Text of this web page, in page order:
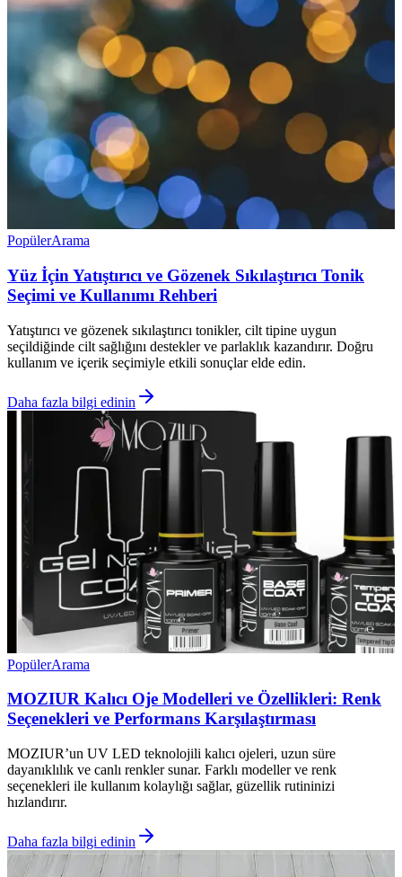
PopülerArama
Yüz İçin Yatıştırıcı ve Gözenek Sıkılaştırıcı Tonik
Seçimi ve Kullanımı Rehberi
Yatıştırıcı ve gözenek sıkılaştırıcı tonikler, cilt tipine uygun
seçildiğinde cilt sağlığını destekler ve parlaklık kazandırır. Doğru
kullanım ve içerik seçimiyle etkili sonuçlar elde edin.
Daha fazla bilgi edinin
PopülerArama
MOZIUR Kalıcı Oje Modelleri ve Özellikleri: Renk
Seçenekleri ve Performans Karşılaştırması
MOZIUR’un UV LED teknolojili kalıcı ojeleri, uzun süre
dayanıklılık ve canlı renkler sunar. Farklı modeller ve renk
seçenekleri ile kullanım kolaylığı sağlar, güzellik rutininizi
hızlandırır.
Daha fazla bilgi edinin